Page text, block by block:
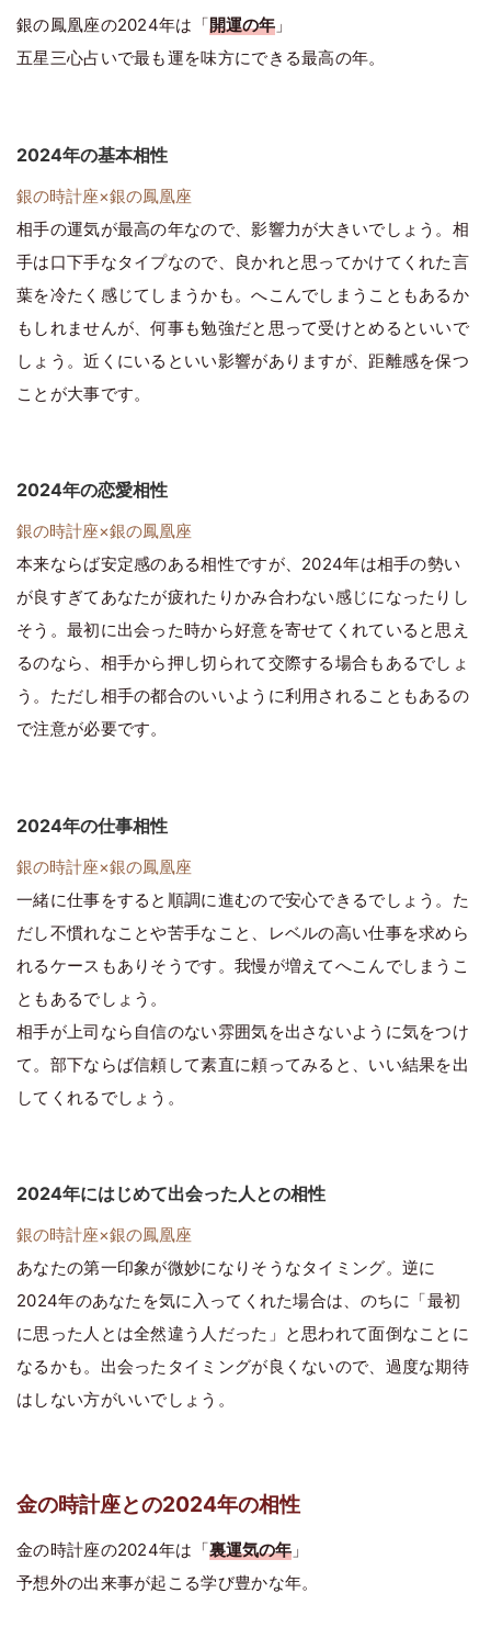
銀の鳳凰座の2024年は「開運の年」
五星三心占いで最も運を味方にできる最高の年。
2024年の基本相性
銀の時計座×銀の鳳凰座
相手の運気が最高の年なので、影響力が大きいでしょう。相
手は口下手なタイプなので、良かれと思ってかけてくれた言
葉を冷たく感じてしまうかも。へこんでしまうこともあるか
もしれませんが、何事も勉強だと思って受けとめるといいで
しょう。近くにいるといい影響がありますが、距離感を保つ
ことが大事です。
2024年の恋愛相性
銀の時計座×銀の鳳凰座
本来ならば安定感のある相性ですが、2024年は相手の勢い
が良すぎてあなたが疲れたりかみ合わない感じになったりし
そう。最初に出会った時から好意を寄せてくれていると思え
るのなら、相手から押し切られて交際する場合もあるでしょ
う。ただし相手の都合のいいように利用されることもあるの
で注意が必要です。
2024年の仕事相性
銀の時計座×銀の鳳凰座
一緒に仕事をすると順調に進むので安心できるでしょう。た
だし不慣れなことや苦手なこと、レベルの高い仕事を求めら
れるケースもありそうです。我慢が増えてへこんでしまうこ
ともあるでしょう。
相手が上司なら自信のない雰囲気を出さないように気をつけ
て。部下ならば信頼して素直に頼ってみると、いい結果を出
してくれるでしょう。
2024年にはじめて出会った人との相性
銀の時計座×銀の鳳凰座
あなたの第一印象が微妙になりそうなタイミング。逆に
2024年のあなたを気に入ってくれた場合は、のちに「最初
に思った人とは全然違う人だった」と思われて面倒なことに
なるかも。出会ったタイミングが良くないので、過度な期待
はしない方がいいでしょう。
金の時計座との2024年の相性
金の時計座の2024年は「裏運気の年」
予想外の出来事が起こる学び豊かな年。